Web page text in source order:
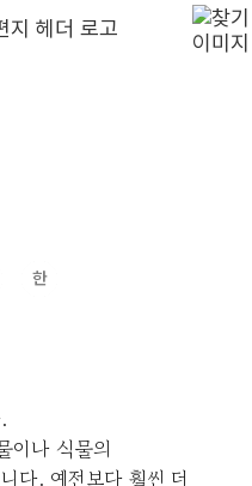
이나 식물의
다. 예전보다 훨씬 더